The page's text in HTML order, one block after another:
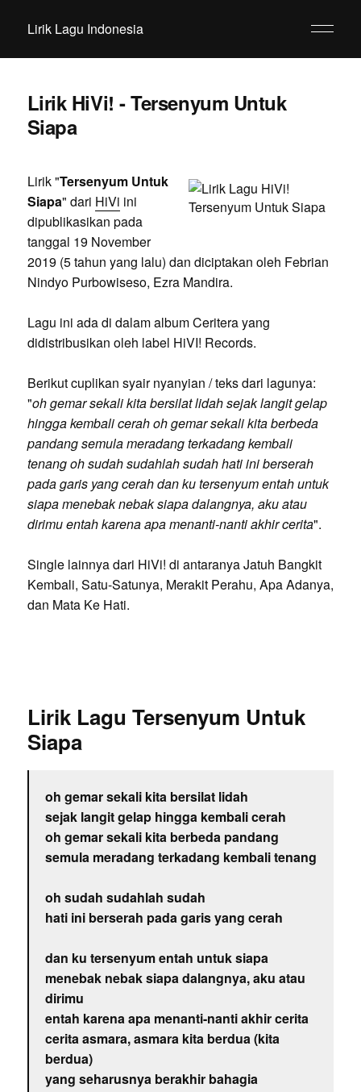
Lirik Lagu Indonesia
Lirik HiVi! - Tersenyum Untuk
Siapa
Lirik "Tersenyum Untuk
Siapa" dari HiVi ini
dipublikasikan pada
tanggal 19 November
2019 (5 tahun yang lalu) dan diciptakan oleh Febrian
Nindyo Purbowiseso, Ezra Mandira.
Lagu ini ada di dalam album Ceritera yang
didistribusikan oleh label HiVI! Records.
Berikut cuplikan syair nyanyian / teks dari lagunya:
"oh gemar sekali kita bersilat lidah sejak langit gelap
hingga kembali cerah oh gemar sekali kita berbeda
pandang semula meradang terkadang kembali
tenang oh sudah sudahlah sudah hati ini berserah
pada garis yang cerah dan ku tersenyum entah untuk
siapa menebak nebak siapa dalangnya, aku atau
dirimu entah karena apa menanti-nanti akhir cerita".
Single lainnya dari HiVi! di antaranya Jatuh Bangkit
Kembali, Satu-Satunya, Merakit Perahu, Apa Adanya,
dan Mata Ke Hati.
Lirik Lagu Tersenyum Untuk
Siapa
oh gemar sekali kita bersilat lidah
sejak langit gelap hingga kembali cerah
oh gemar sekali kita berbeda pandang
semula meradang terkadang kembali tenang
oh sudah sudahlah sudah
hati ini berserah pada garis yang cerah
dan ku tersenyum entah untuk siapa
menebak nebak siapa dalangnya, aku atau
dirimu
entah karena apa menanti-nanti akhir cerita
cerita asmara, asmara kita berdua (kita
berdua)
yang seharusnya berakhir bahagia